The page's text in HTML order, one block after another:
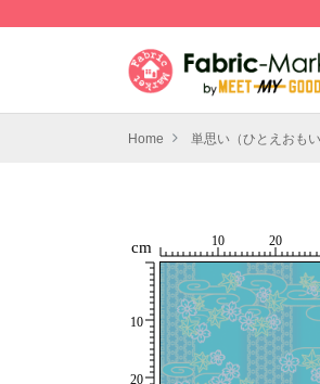
Home 単思い（ひとえおもい